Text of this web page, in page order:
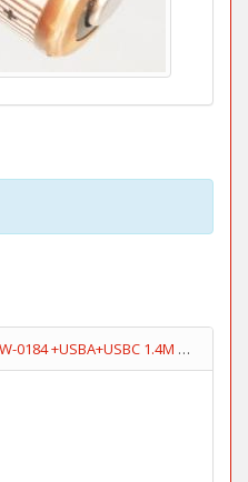
PRZEDŁUŻACZ SIECIOWY GW-0184 +USBA+USBC 1.4M 3GN+WYŁĄCZNIK